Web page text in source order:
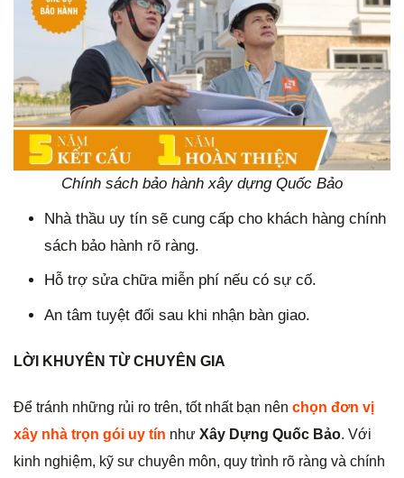
Chính sách bảo hành xây dựng Quốc Bảo
Nhà thầu uy tín sẽ cung cấp cho khách hàng chính
sách bảo hành rõ ràng.
Hỗ trợ sửa chữa miễn phí nếu có sự cố.
An tâm tuyệt đối sau khi nhận bàn giao.
LỜI KHUYÊN TỪ CHUYÊN GIA
Để tránh những rủi ro trên, tốt nhất bạn nên chọn đơn vị
xây nhà trọn gói uy tín như Xây Dựng Quốc Bảo. Với
kinh nghiệm, kỹ sư chuyên môn, quy trình rõ ràng và chính